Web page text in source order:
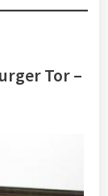
Tor –